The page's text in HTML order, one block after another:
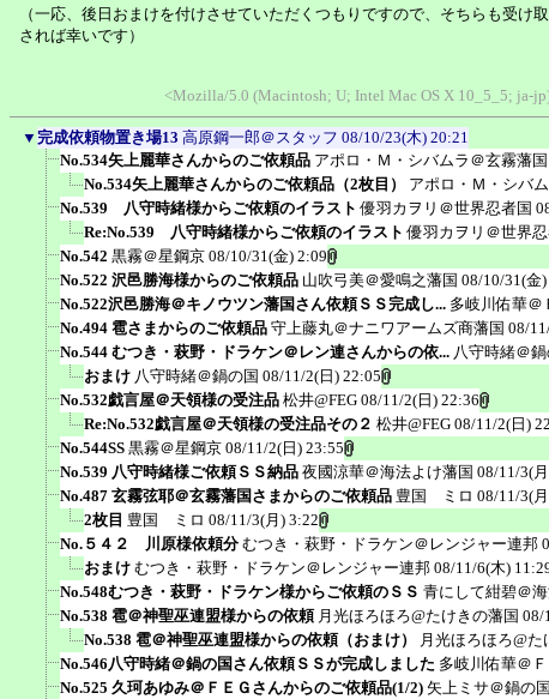
（一応、後日おまけを付けさせていただくつもりですので、そちらも受け
されば幸いです）
<Mozilla/5.0 (Macintosh; U; Intel Mac OS X 10_5_5; ja-
▼ 完成依頼物置き場13 高原鋼一郎＠スタッフ 08/10/23(木) 20:21
No.534矢上麗華さんからのご依頼品 アポロ・Ｍ・シバムラ＠玄霧藩国
No.534矢上麗華さんからのご依頼品（2枚目）
アポロ・Ｍ・シバ
No.539 八守時緒様からご依頼のイラスト 優羽カヲリ＠世界忍者国
Re:No.539 八守時緒様からご依頼のイラスト 優羽カヲリ＠世界
No.542 黒霧＠星鋼京 08/10/31(金) 2:09
No.522 沢邑勝海様からのご依頼品 山吹弓美＠愛鳴之藩国 08/10/31(金)
No.522沢邑勝海＠キノウツン藩国さん依頼ＳＳ完成し... 多岐川佑華＠
No.494 雹さまからのご依頼品 守上藤丸＠ナニワアームズ商藩国 08/
No.544 むつき・萩野・ドラケン＠レン連さんからの依... 八守時緒＠鍋
おまけ 八守時緒＠鍋の国 08/11/2(日) 22:05
No.532戯言屋＠天領様の受注品 松井@FEG 08/11/2(日) 22:36
Re:No.532戯言屋＠天領様の受注品その２ 松井@FEG 08/11/2(日)
No.544SS 黒霧＠星鋼京 08/11/2(日) 23:55
No.539 八守時緒様ご依頼ＳＳ納品 夜國涼華＠海法よけ藩国 08/11/3(
No.487 玄霧弦耶＠玄霧藩国さまからのご依頼品 豊国 ミロ 08/11/3(
2枚目 豊国 ミロ 08/11/3(月) 3:22
No.５４２ 川原様依頼分 むつき・萩野・ドラケン＠レンジャー連邦
おまけ むつき・萩野・ドラケン＠レンジャー連邦 08/11/6(木)
No.548むつき・萩野・ドラケン様からご依頼のＳＳ 青にして紺碧＠
No.538 雹＠神聖巫連盟様からの依頼 月光ほろほろ@たけきの藩国 08/
No.538 雹＠神聖巫連盟様からの依頼（おまけ）
月光ほろほろ@た
No.546八守時緒＠鍋の国さん依頼ＳＳが完成しました 多岐川佑華＠
No.525 久珂あゆみ＠ＦＥＧさんからのご依頼品(1/2) 矢上ミサ＠鍋の国